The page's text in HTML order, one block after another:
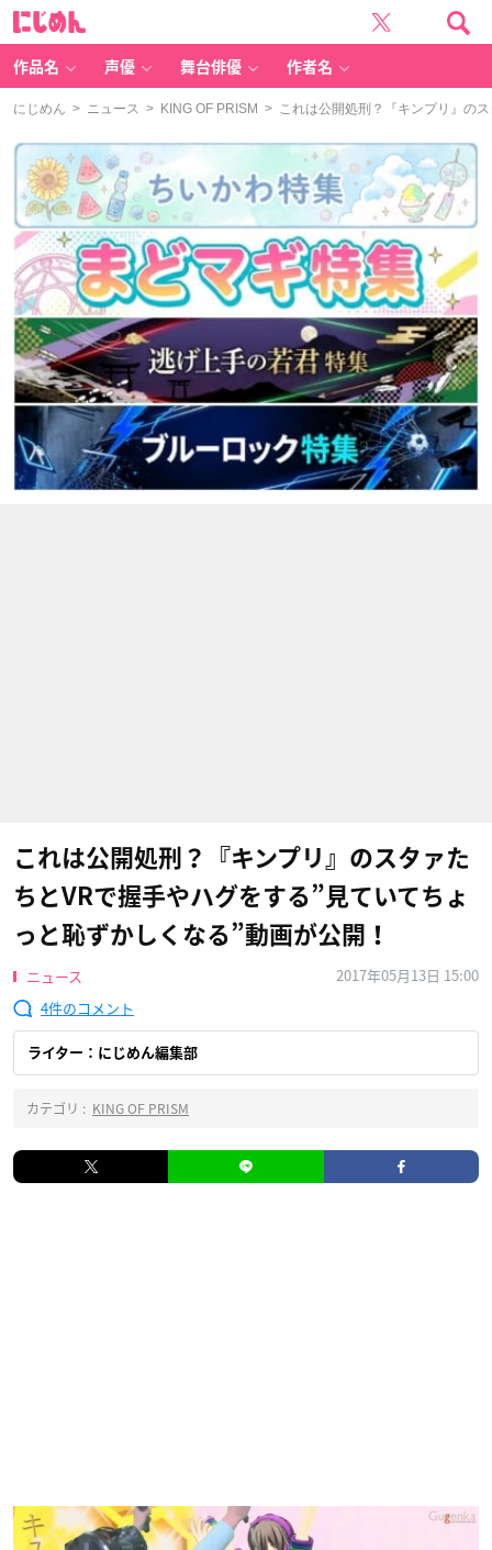
作品名 声優 舞台俳優 作者名
にじめん > ニュース > KING OF PRISM > これは公開処刑？『キンプリ』の
これは公開処刑？『キンプリ』のスタァた
ちとVRで握手やハグをする”見ていてちょ
っと恥ずかしくなる”動画が公開！
ニュース
2017年05月13日 15:00
4
ライター：にじめん編集部
カテゴリ : KING OF PRISM